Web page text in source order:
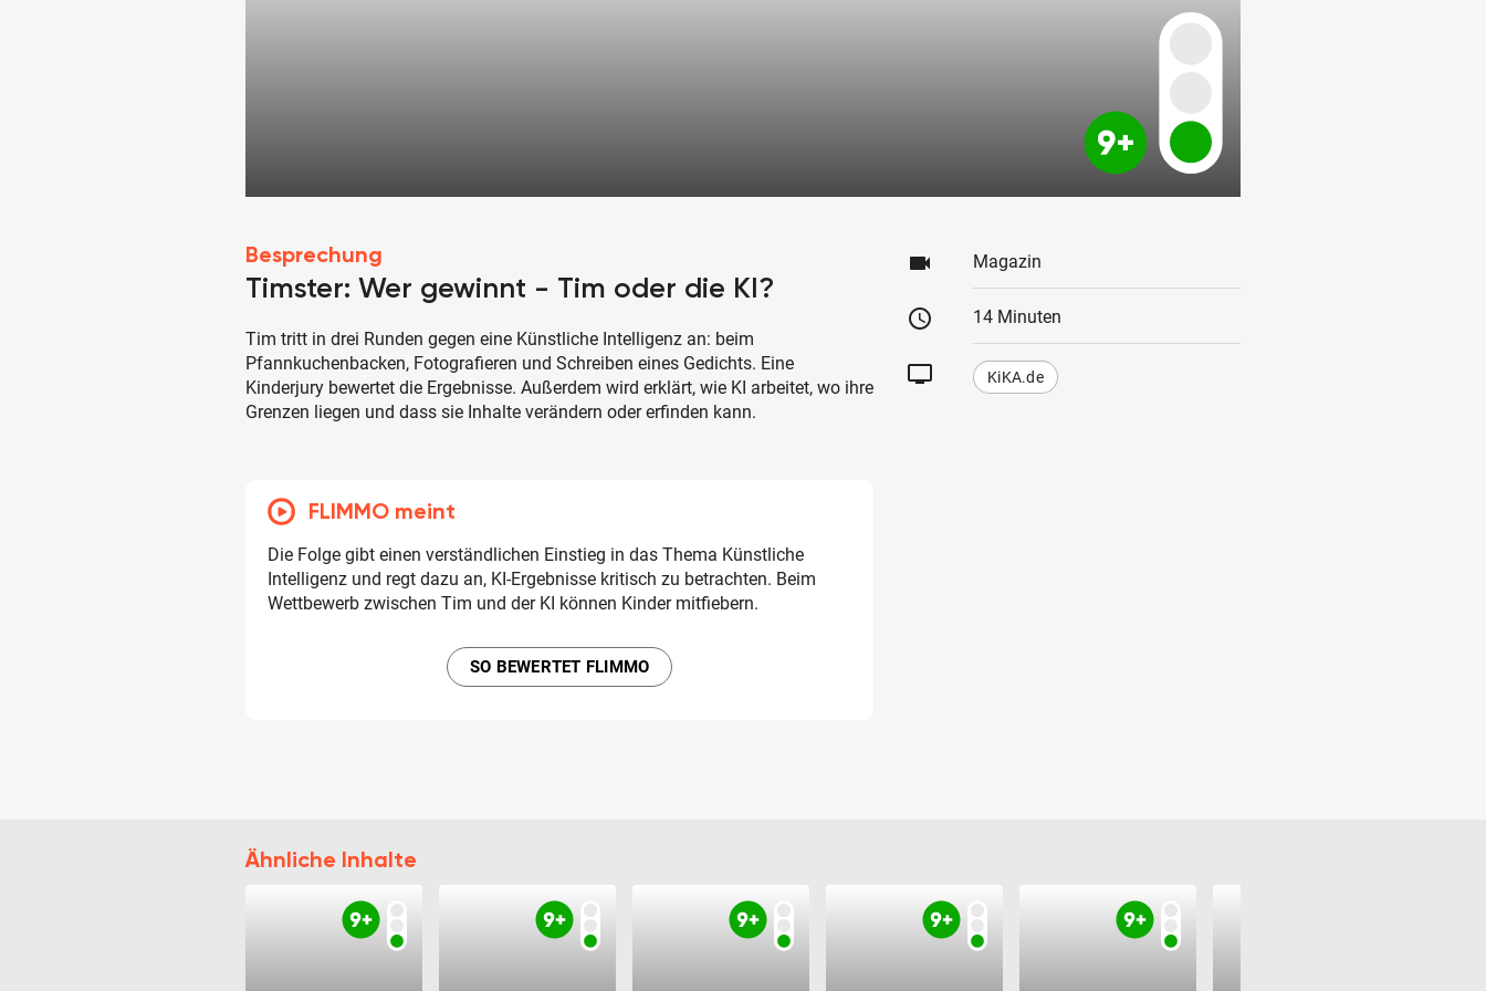
Besprechung
Timster: Wer gewinnt - Tim oder die KI?
Tim tritt in drei Runden gegen eine Künstliche Intelligenz an: beim
Pfannkuchenbacken, Fotografieren und Schreiben eines Gedichts. Eine
Kinderjury bewertet die Ergebnisse. Außerdem wird erklärt, wie KI arbeitet, wo ihre
Grenzen liegen und dass sie Inhalte verändern oder erfinden kann.
FLIMMO meint
Die Folge gibt einen verständlichen Einstieg in das Thema Künstliche
Intelligenz und regt dazu an, KI-Ergebnisse kritisch zu betrachten. Beim
Wettbewerb zwischen Tim und der KI können Kinder mitfiebern.
SO BEWERTET FLIMMO
videocam Magazin
schedule 14 Minuten
tv KiKA.de
Ähnliche Inhalte